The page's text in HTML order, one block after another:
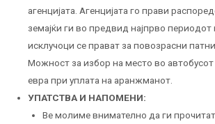
агенцијата. Агенцијата го прави
земајќи ги во предвид најпрво периодот
исклучоци се прават за повозрасни
Можност за избор на место во
евра при уплата на аранжманот.
УПАТСТВА И НАПОМЕНИ:
Ве молиме внимателно да ги